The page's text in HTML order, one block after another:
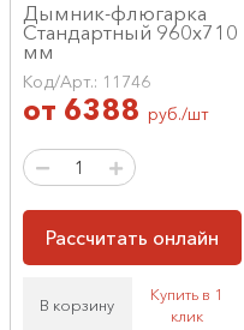
Дымник-флюгарка
Стандартный 960х710
мм
Код/Арт.: 11746
от 6388 руб./шт
Рассчитать онлайн
В корзину
Купить в 1
клик